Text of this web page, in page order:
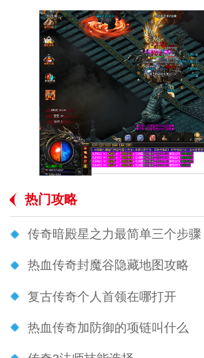
热门攻略
传奇暗殿星之力最简单三个步骤
热血传奇封魔谷隐藏地图攻略
复古传奇个人首领在哪打开
热血传奇加防御的项链叫什么